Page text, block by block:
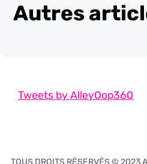
Autres
Tweets by AlleyOop360